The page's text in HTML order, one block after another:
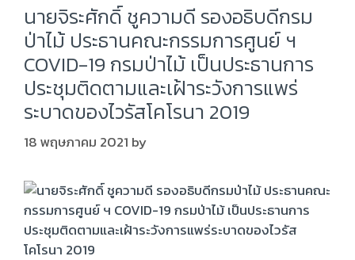
นายจิระศักดิ์ ชูความดี รองอธิบดีกรม
ป่าไม้ ประธานคณะกรรมการศูนย์ ฯ
COVID-19 กรมป่าไม้ เป็นประธานการ
ประชุมติดตามและเฝ้าระวังการแพร่
ระบาดของไวรัสโคโรนา 2019
18 พฤษภาคม 2021 by